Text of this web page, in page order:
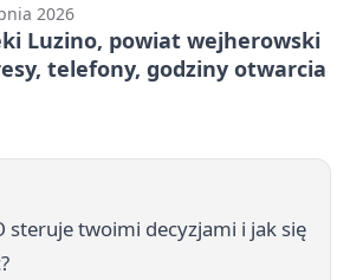
2026
Luzino, powiat wejherowski
telefony, godziny otwarcia
steruje twoimi decyzjami i jak się